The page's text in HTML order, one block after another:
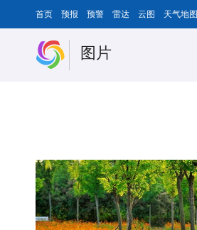
首页 预报 预警 雷达 云图 天气地图
图片